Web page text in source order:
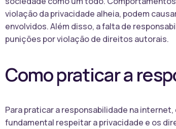
violação da privacidade alheia, podem
envolvidos. Além disso, a falta de
punições por violação de direitos autorais.
Como praticar a
Para praticar a responsabilidade na
fundamental respeitar a privacidade e os